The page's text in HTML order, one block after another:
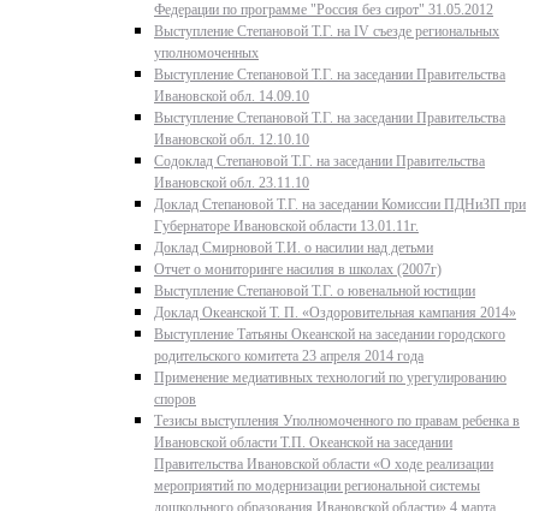
Федерации по программе "Россия без сирот" 31.05.2012
Выступление Степановой Т.Г. на IV съезде региональных
уполномоченных
Выступление Степановой Т.Г. на заседании Правительства
Ивановской обл. 14.09.10
Выступление Степановой Т.Г. на заседании Правительства
Ивановской обл. 12.10.10
Содоклад Степановой Т.Г. на заседании Правительства
Ивановской обл. 23.11.10
Доклад Степановой Т.Г. на заседании Комиссии ПДНиЗП при
Губернаторе Ивановской области 13.01.11г.
Доклад Смирновой Т.И. о насилии над детьми
Отчет о мониторинге насилия в школах (2007г)
Выступление Степановой Т.Г. о ювенальной юстиции
Доклад Океанской Т. П. «Оздоровительная кампания 2014»
Выступление Татьяны Океанской на заседании городского
родительского комитета 23 апреля 2014 года
Применение медиативных технологий по урегулированию
споров
Тезисы выступления Уполномоченного по правам ребенка в
Ивановской области Т.П. Океанской на заседании
Правительства Ивановской области «О ходе реализации
мероприятий по модернизации региональной системы
дошкольного образования Ивановской области» 4 марта